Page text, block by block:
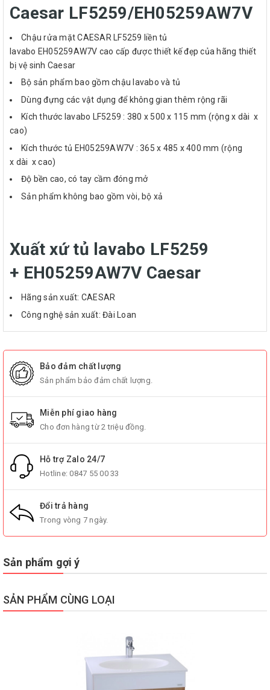
Caesar LF5259/EH05259AW7V
Chậu rửa mặt CAESAR LF5259 liền tủ
lavabo EH05259AW7V cao cấp được thiết kế đẹp của hãng thiết
bị vệ sinh Caesar
Bộ sản phẩm bao gồm chậu lavabo và tủ
Dùng đựng các vật dụng để không gian thêm rộng rãi
Kích thước lavabo LF5259 : 380 x 500 x 115 mm (rộng x dài x
cao)
Kích thước tủ EH05259AW7V : 365 x 485 x 400 mm (rộng
x dài x cao)
Độ bền cao, có tay cầm đóng mở
Sản phẩm không bao gồm vòi, bộ xả
Xuất xứ tủ lavabo LF5259
+ EH05259AW7V Caesar
Hãng sản xuất: CAESAR
Công nghệ sản xuất: Đài Loan
Bảo đảm chất lượng
Sản phẩm bảo đảm chất lượng.
Miễn phí giao hàng
Cho đơn hàng từ 2 triệu đồng.
Hỗ trợ Zalo 24/7
Hotline:0847 55 00 33
Đổi trả hàng
Trong vòng 7 ngày.
Sản phẩm gợi ý
SẢN PHẨM CÙNG LOẠI